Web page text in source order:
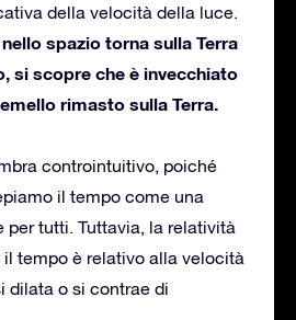
della velocità della luce.
spazio torna sulla Terra
si scopre che è invecchiato
rimasto sulla Terra.
controintuitivo, poiché
il tempo come una
per tutti. Tuttavia, la relatività
tempo è relativo alla velocità
dilata o si contrae di